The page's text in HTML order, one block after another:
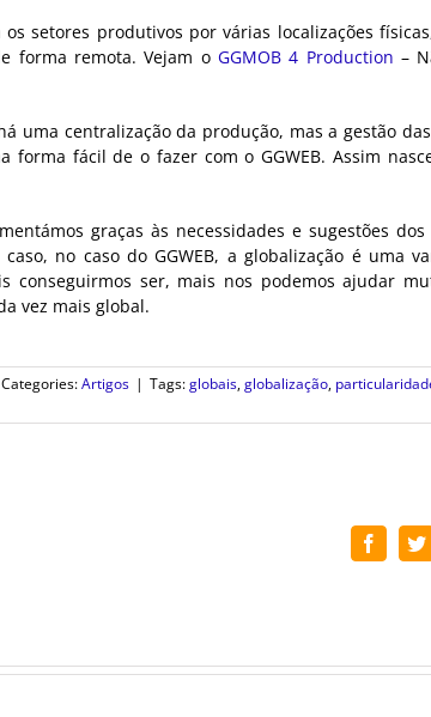
setores produtivos por várias localizações
forma remota. Vejam o GGMOB 4 Production –
uma centralização da produção, mas a gestão
fácil de o fazer com o GGWEB. Assim
graças às necessidades e sugestões
no caso do GGWEB, a globalização é uma
conseguirmos ser, mais nos podemos ajudar
vez mais global.
Categories:Artigos | Tags:globais,globalização,